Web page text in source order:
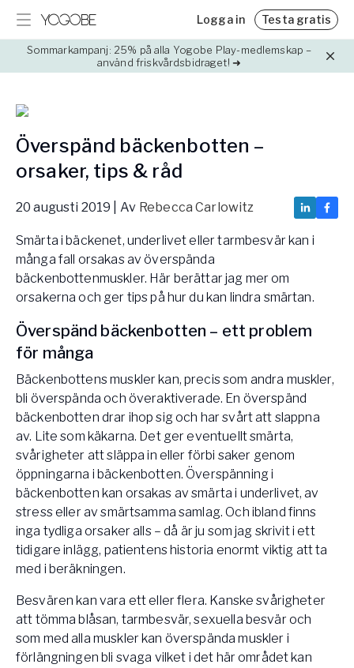
Digitala program
Motiverande utmaningar året runt
Fördjupa din kunskap inom yoga, träning och hälsa
Resor & retreats
Hitta härliga destinationer med utvalda experter
Event
Priser
Medlemskap för Yogobe Play
Friskvårdsbidrag
Så använder du ditt friskvårdsbidrag hos Yogobe
Team Yogobe
Partnerskap
Samarbeta med oss
Så stöttar Yogobe patienter, förskrivare och sjukvården
FaR
Fysisk aktivitet på recept
Företag
Stöd till arbetsgivare, försäkringsbolag & organisationer
Arbetsgivare
Pausa Smart
Yogobe för yogalärare
Hotell & Konferens
Logga in Testa gratis
Sommarkampanj: 25% på alla Yogobe Play-medlemskap –
använd friskvårdsbidraget! ➜
Överspänd bäckenbotten –
orsaker, tips & råd
20 augusti 2019 | Av Rebecca Carlowitz
Smärta i bäckenet, underlivet eller tarmbesvär kan i
många fall orsakas av överspända
bäckenbottenmuskler. Här berättar jag mer om
orsakerna och ger tips på hur du kan lindra smärtan.
Överspänd bäckenbotten – ett problem
för många
Bäckenbottens muskler kan, precis som andra muskler,
bli överspända och överaktiverade. En överspänd
bäckenbotten drar ihop sig och har svårt att slappna
av. Lite som käkarna. Det ger eventuellt smärta,
svårigheter att släppa in eller förbi saker genom
öppningarna i bäckenbotten. Överspänning i
bäckenbotten kan orsakas av smärta i underlivet, av
stress eller av smärtsamma samlag. Och ibland finns
inga tydliga orsaker alls – då är ju som jag skrivit i ett
tidigare inlägg, patientens historia enormt viktig att ta
med i beräkningen.
Besvären kan vara ett eller flera. Kanske svårigheter
att tömma blåsan, tarmbesvär, sexuella besvär och
som med alla muskler kan överspända muskler i
förlängningen bli svaga vilket i det här området kan